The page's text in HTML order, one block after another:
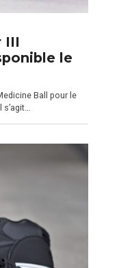
III
le
Ball pour le
s’agit…